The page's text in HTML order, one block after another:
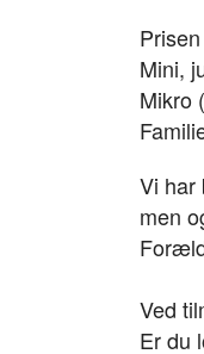
Mini,
Mikro
Vi har
men
Ved
Er du